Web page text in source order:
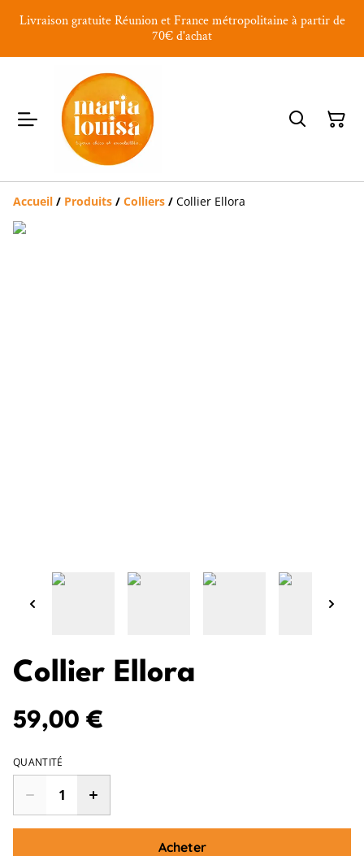
Livraison gratuite Réunion et France métropolitaine à partir de
70€ d'achat
Accueil / Produits / Colliers / Collier Ellora
Collier Ellora
59,00 €
QUANTITÉ
Acheter